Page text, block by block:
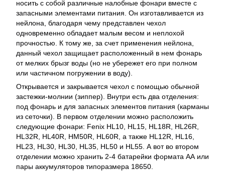
носить с собой различные налобные фонари вместе с
запасными элементами питания. Он изготавливается из
нейлона, благодаря чему представлен чехол
одновременно обладает малым весом и неплохой
прочностью. К тому же, за счет применения нейлона,
данный чехол защищает расположенный в нем фонарь
от мелких брызг воды (но не убережет его при полном
или частичном погружении в воду).
Открывается и закрывается чехол с помощью обычной
застежки-молнии (зиппер). Внутри есть два отделения:
под фонарь и для запасных элементов питания (карманы
из сеточки). В первом отделении можно расположить
следующие фонари: Fenix HL10, HL15, HL18R, HL26R,
HL32R, HL40R, HM50R, HL60R, а также HL12R, HL16,
HL23, HL30, HL30, HL35, HL50 и HL55. А вот во втором
отделении можно хранить 2-4 батарейки формата АА или
пары аккумуляторов типоразмера 18650.